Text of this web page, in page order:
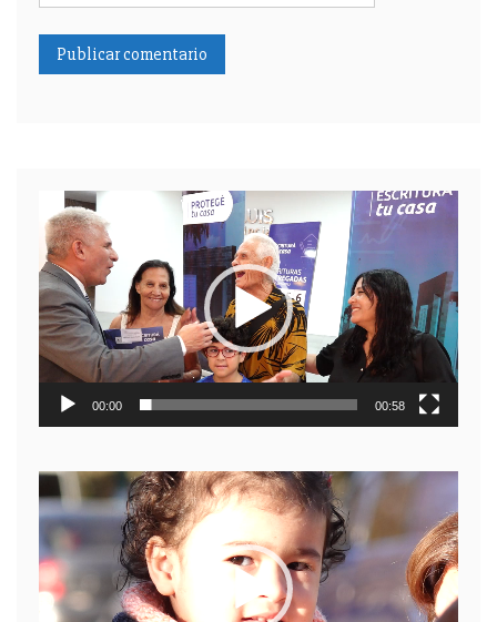
Reproductor
de
video
00:00 00:58
Reproductor
de
video